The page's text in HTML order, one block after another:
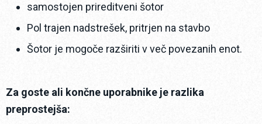
samostojen prireditveni šotor
Pol trajen nadstrešek, pritrjen na stavbo
Šotor je mogoče razširiti v več povezanih enot.
Za goste ali končne uporabnike je razlika
preprostejša: